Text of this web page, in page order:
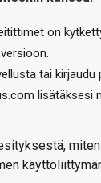
on
tai kirjaudu
lisätäksesi